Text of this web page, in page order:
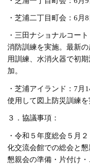
・芝浦二丁目町会：6
・三田ナショナルコー
消防訓練を実施。最新
用訓練、水消火器で初
加。
・芝浦アイランド：7月
使用して図上防災訓練を
３．協議事項：
・令和５年度総会５月
化交流会館での総会と
懇親会の準備・片付け